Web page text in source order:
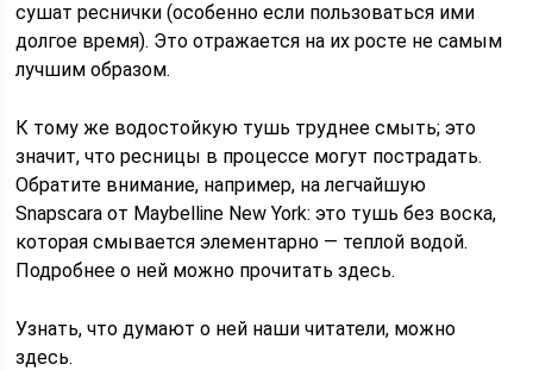
сушат реснички (особенно если пользоваться ими
долгое время). Это отражается на их росте не самым
лучшим образом.
К тому же водостойкую тушь труднее смыть; это
значит, что ресницы в процессе могут пострадать.
Обратите внимание, например, на легчайшую
Snapscara от Maybelline New York: это тушь без воска,
которая смывается элементарно — теплой водой.
Подробнее о ней можно прочитать здесь.
Узнать, что думают о ней наши читатели, можно
здесь.